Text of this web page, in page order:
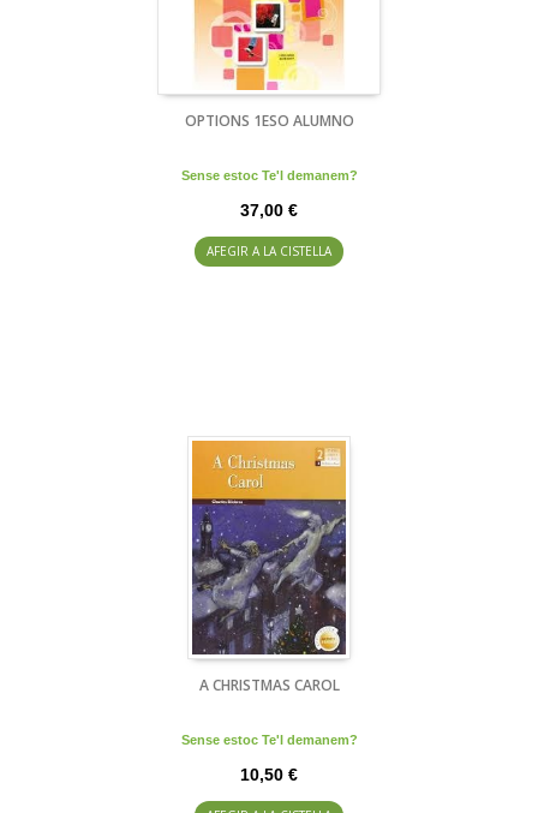
OPTIONS 1ESO ALUMNO
Sense estoc Te'l demanem?
37,00 €
AFEGIR A LA CISTELLA
A CHRISTMAS CAROL
Sense estoc Te'l demanem?
10,50 €